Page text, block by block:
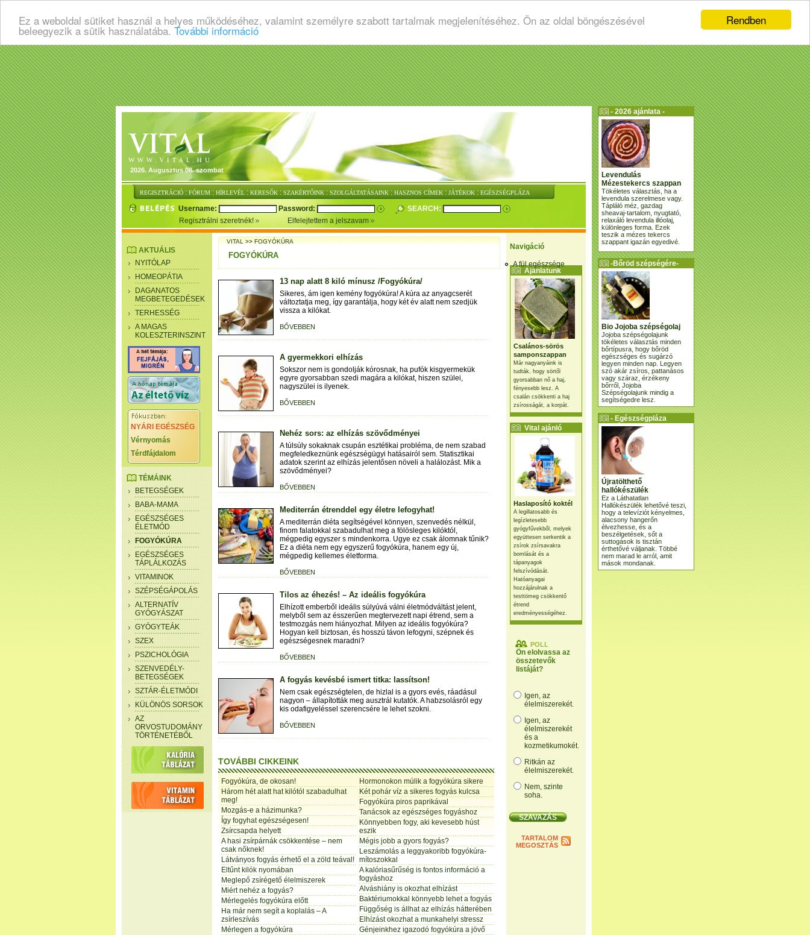
Rendben
Ez a weboldal sütiket használ a helyes működéséhez, valamint személyre szabott tartalmak megjelenítéséhez. Ön az oldal böngészésével
beleegyezik a sütik használatába. További információ
2026. Augusztus 08. szombat
REGISZTRÁCIÓ : FÓRUM : HÍRLEVÉL : KERESŐK : SZAKÉRTŐINK : SZOLGÁLTATÁSAINK : HASZNOS CÍMEK : JÁTÉKOK : EGÉSZSÉGPLÁZA
Username: Password:
SEARCH:
Regisztrálni szeretnék!
Elfelejtettem a jelszavam
Navigáció
A fül egészsége
Ajánlatunk
Csalános-sörös
samponszappan
Már nagyanyáink is
tudták, hogy sörtől
gyorsabban nő a haj,
fényesebb lesz. A
csalán csökkenti a haj
zsírosságát, a korpát.
Vital ajánló
Haslaposító koktél
A legillatosabb és
legízletesebb
gyógyfűvekből, melyek
együttesen serkentik a
zsírok zsírsavakra
bomlását és a
tápanyagok
felszívódását.
Hatóanyagai
hozzájárulnak a
testtömeg csökkentő
étrend
eredményességéhez.
POLL
Ön elolvassa az
összetevők
listáját?
Igen, az
élelmiszerekét.
Igen, az
élelmiszerekét
és a
kozmetikumokét.
Ritkán az
élelmiszerekét.
Nem, szinte
soha.
TARTALOM
MEGOSZTÁS
AKTUÁLIS
NYITÓLAP
HOMEOPÁTIA
DAGANATOS
MEGBETEGEDÉSEK
TERHESSÉG
A MAGAS
KOLESZTERINSZINT
NYÁRI EGÉSZSÉG
Vérnyomás
Térdfájdalom
TÉMÁINK
BETEGSÉGEK
BABA-MAMA
EGÉSZSÉGES
ÉLETMÓD
FOGYÓKÚRA
EGÉSZSÉGES
TÁPLÁLKOZÁS
VITAMINOK
SZÉPSÉGÁPOLÁS
ALTERNATÍV
GYÓGYÁSZAT
GYÓGYTEÁK
SZEX
PSZICHOLÓGIA
SZENVEDÉLY-
BETEGSÉGEK
SZTÁR-ÉLETMÓDI
KÜLÖNÖS SORSOK
AZ
ORVOSTUDOMÁNY
TÖRTÉNETÉBŐL
VITAL>>FOGYÓKÚRA
FOGYÓKÚRA
13 nap alatt 8 kiló mínusz /Fogyókúra/
Sikeres, ám igen kemény fogyókúra! A kúra az anyagcserét
változtatja meg, így garantálja, hogy két év alatt nem szedjük
vissza a kilókat.
BŐVEBBEN
A gyermekkori elhízás
Sokszor nem is gondolják kórosnak, ha pufók kisgyermekük
egyre gyorsabban szedi magára a kilókat, hiszen szülei,
nagyszülei is ilyenek.
BŐVEBBEN
Nehéz sors: az elhízás szövődményei
A túlsúly sokaknak csupán esztétikai probléma, de nem szabad
megfeledkeznünk egészségügyi hatásairól sem. Statisztikai
adatok szerint az elhízás jelentősen növeli a halálozást. Mik a
szövődményei?
BŐVEBBEN
Mediterrán étrenddel egy életre lefogyhat!
A mediterrán diéta segítségével könnyen, szenvedés nélkül,
finom falatokkal szabadulhat meg a fölösleges kilóktól,
mégpedig egyszer s mindenkorra. Ugye ez csak álomnak tűnik?
Ez a diéta nem egy egyszerű fogyókúra, hanem egy új,
mégpedig kellemes életforma.
BŐVEBBEN
Tilos az éhezés! – Az ideális fogyókúra
Elhízott emberből ideális súlyúvá válni életmódváltást jelent,
melyből sem az ésszerűen megtervezett napi étrend, sem a
testmozgás nem hiányozhat. Milyen az ideális fogyókúra?
Hogyan kell biztosan, és hosszú távon lefogyni, szépnek és
egészségesnek maradni?
BŐVEBBEN
A fogyás kevésbé ismert titka: lassítson!
Nem csak egészségtelen, de hizlal is a gyors evés, ráadásul
nagyon – állapították meg ausztrál kutatók. A habzsolásról egy
kis odafigyeléssel szerencsére le lehet szokni.
BŐVEBBEN
TOVÁBBI CIKKEINK
Fogyókúra, de okosan!
Három hét alatt hat kilótól szabadulhat
meg!
Mozgás-e a házimunka?
Így fogyhat egészségesen!
Zsírcsapda helyett
A hasi zsírpárnák csökkentése – nem
csak nőknek!
Látványos fogyás érhető el a zöld teával!
Eltűnt kilók nyomában
Meglepő zsírégető élelmiszerek
Miért nehéz a fogyás?
Mérlegelés fogyókúra előtt
Ha már nem segít a koplalás – A
zsírleszívás
Mérlegen a fogyókúra
Hormonokon múlik a fogyókúra sikere
Két pohár víz a sikeres fogyás kulcsa
Fogyókúra piros paprikával
Tanácsok az egészséges fogyáshoz
Könnyebben fogy, aki kevesebb húst
eszik
Mégis jobb a gyors fogyás?
Leszámolás a leggyakoribb fogyókúra-
mítoszokkal
A kalóriasűrűség is fontos információ a
fogyáshoz
Alváshiány is okozhat elhízást
Baktériumokkal könnyebb lehet a fogyás
Függőség is állhat az elhízás hátterében
Elhízást okozhat a munkahelyi stressz
Génjeinkhez igazodó fogyókúra a jövő
- 2026 ajánlata -
Levendulás
Mézestekercs szappan
Tökéletes választás, ha a
levendula szerelmese vagy.
Tápláló méz, gazdag
sheavaj-tartalom, nyugtató,
relaxáló levendula illóolaj,
különleges forma. Ezek
teszik a mézes tekercs
szappant igazán egyedivé.
-Bőröd szépségére-
Bio Jojoba szépségolaj
Jojoba szépségolajunk
tökéletes választás minden
bőrtípusra, hogy bőröd
egészséges és sugárzó
legyen minden nap. Legyen
szó akár zsíros, pattanásos
vagy száraz, érzékeny
bőrről, Jojoba
Szépségolajunk mindig a
segítségedre lesz.
- Egészségpláza
ajánlatunk -
Újratölthető
hallókészülék
Ez a Láthatatlan
Hallókészülék lehetővé teszi,
hogy a televíziót kényelmes,
alacsony hangerőn
élvezhesse, és a
beszélgetések, sőt a
suttogások is tisztán
érthetővé váljanak. Többé
nem marad le arról, amit
mások mondanak.